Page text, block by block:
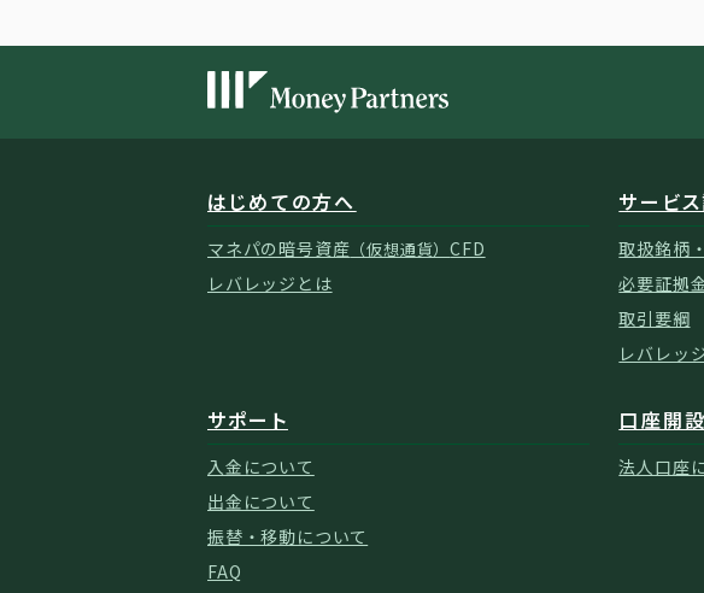
はじめての方へ
マネパの暗号資産 （仮想通貨）CFD
レバレッジとは
サービ
取扱銘柄
必要証拠
取引要綱
レバレッ
サポート
入金について
出金について
振替・移動について
FAQ
口座開設
法人口座